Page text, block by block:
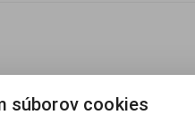
súborov cookies